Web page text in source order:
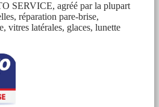
SERVICE, agréé par la plupart
réparation pare-brise,
vitres latérales, glaces, lunette